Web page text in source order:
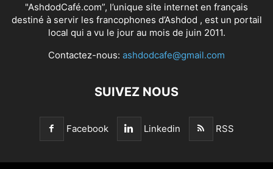
"AshdodCafé.com”, l’unique site internet en français
destiné à servir les francophones d’Ashdod , est un portail
local qui a vu le jour au mois de juin 2011.
Contactez-nous: ashdodcafe@gmail.com
SUIVEZ NOUS
Facebook Linkedin RSS